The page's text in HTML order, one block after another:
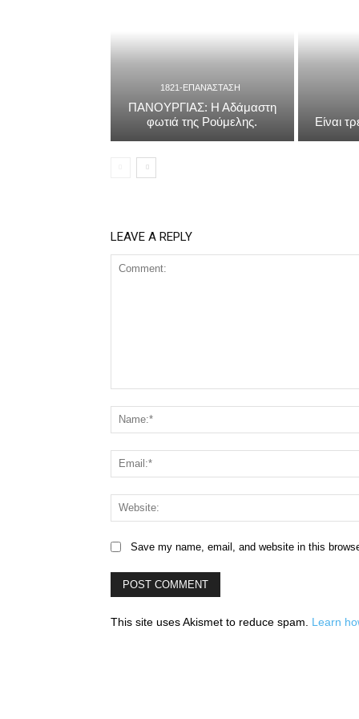
1821-ΕΠΑΝΆΣΤΑΣΗ
ΠΑΝΟΥΡΓΙΑΣ: Η Αδάμαστη
φωτιά της Ρούμελης.
Είναι
LEAVE A REPLY
Save my name, email, and website in this
This site uses Akismet to reduce spam. Learn